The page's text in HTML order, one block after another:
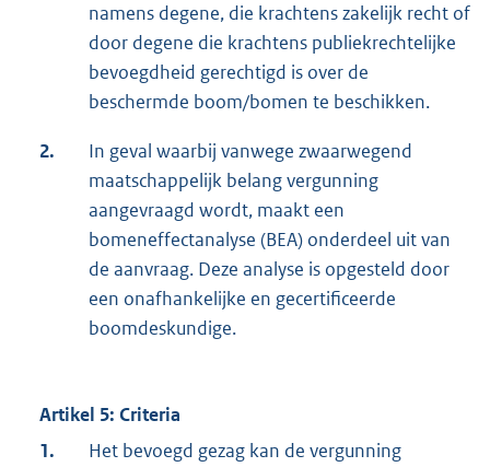
namens degene, die krachtens zakelijk recht of
door degene die krachtens publiekrechtelijke
bevoegdheid gerechtigd is over de
beschermde boom/bomen te beschikken.
2.
In geval waarbij vanwege zwaarwegend
maatschappelijk belang vergunning
aangevraagd wordt, maakt een
bomeneffectanalyse (BEA) onderdeel uit van
de aanvraag. Deze analyse is opgesteld door
een onafhankelijke en gecertificeerde
boomdeskundige.
Artikel 5: Criteria
1.
Het bevoegd gezag kan de vergunning